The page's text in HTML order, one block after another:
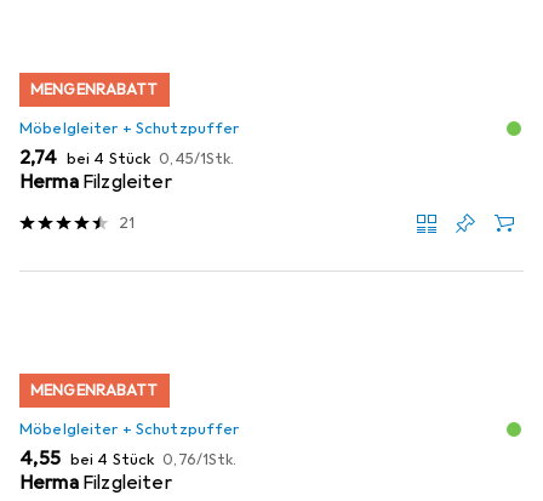
MENGENRABATT
Möbelgleiter + Schutzpuffer
EUR
2,74 bei 4 Stück EUR
0,45/1Stk.
Herma Filzgleiter
21
MENGENRABATT
Möbelgleiter + Schutzpuffer
EUR
4,55 bei 4 Stück EUR
0,76/1Stk.
Herma Filzgleiter